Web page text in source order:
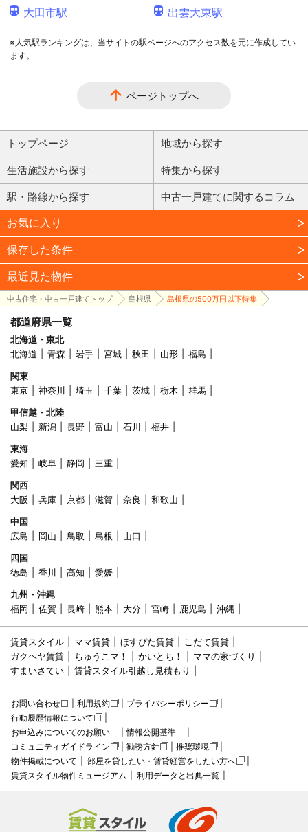
大田市駅
出雲大東駅
※人気駅ランキングは、当サイトの駅ページへのアクセス数を元に作成してい
ます。
ページトップへ
トップページ 地域から探す
生活施設から探す 特集から探す
駅・路線から探す 中古一戸建てに関するコラム
お気に入り
保存した条件
最近見た物件
中古住宅・中古一戸建てトップ 島根県 島根県の500万円以下特集
都道府県一覧
北海道・東北
北海道
青森 岩手 宮城 秋田 山形
福島
関東
東京
神奈川 埼玉 千葉 茨城 栃木
群馬
甲信越・北陸
山梨
新潟 長野 富山 石川
福井
東海
愛知
岐阜 静岡
三重
関西
大阪
兵庫 京都 滋賀 奈良
和歌山
中国
広島
岡山 鳥取 島根
山口
四国
徳島
香川 高知
愛媛
九州・沖縄
福岡
佐賀 長崎 熊本 大分 宮崎 鹿児島 沖縄
賃貸スタイル ママ賃貸 ほすぴた賃貸
こだて賃貸
ガクヘヤ賃貸
ちゅうこマ！ かいとち！
ママの家づくり
すまいさてい
賃貸スタイル引越し見積もり
お問い合わせ 利用規約
プライバシーポリシー
行動履歴情報について
お申込みについてのお願い
情報公開基準
コミュニティガイドライン
勧誘方針
推奨環境
物件掲載について
部屋を貸したい・賃貸経営をしたい方へ
賃貸スタイル物件ミュージアム
利用データと出典一覧